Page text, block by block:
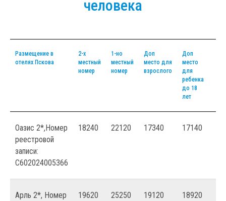
человека
Размещение в
отелях Пскова
2-х
местный
номер
1-но
местный
номер
Доп
место для
взрослого
Доп
место
для
ребенка
до 18
лет
Оазис 2*,Номер
реестровой
записи:
С602024005366
18240 22120 17340 17140
Арль 2*, Номер
19620 25250 19120 18920